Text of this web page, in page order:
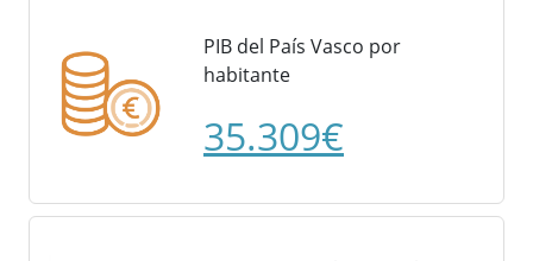
PIB del País Vasco por
habitante
35.309€